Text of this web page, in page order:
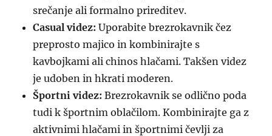
srečanje ali formalno prireditev.
Casual videz: Uporabite brezrokavnik čez
preprosto majico in kombinirajte s
kavbojkami ali chinos hlačami. Takšen videz
je udoben in hkrati moderen.
Športni videz: Brezrokavnik se odlično poda
tudi k športnim oblačilom. Kombinirajte ga z
aktivnimi hlačami in športnimi čevlji za